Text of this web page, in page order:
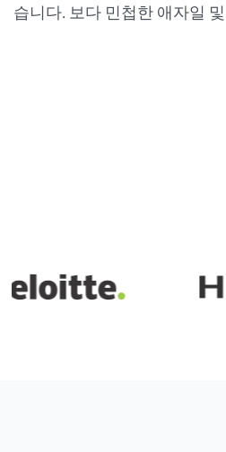
습니다. 보다 민첩한 애자일